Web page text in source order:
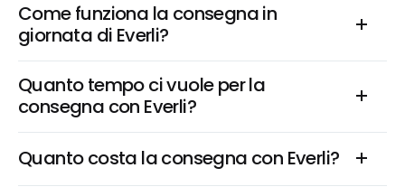
Come funziona la consegna in
giornata di Everli?
Quanto tempo ci vuole per la
consegna con Everli?
Quanto costa la consegna con Everli?